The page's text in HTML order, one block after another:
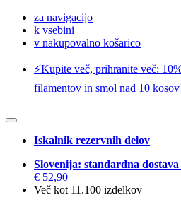
za navigacijo
k vsebini
v nakupovalno košarico
⚡️Kupite več, prihranite več:
filamentov in smol nad 10
Iskalnik rezervnih delov
Slovenija: standardna
€ 52,90
Več kot 11.100 izdelkov